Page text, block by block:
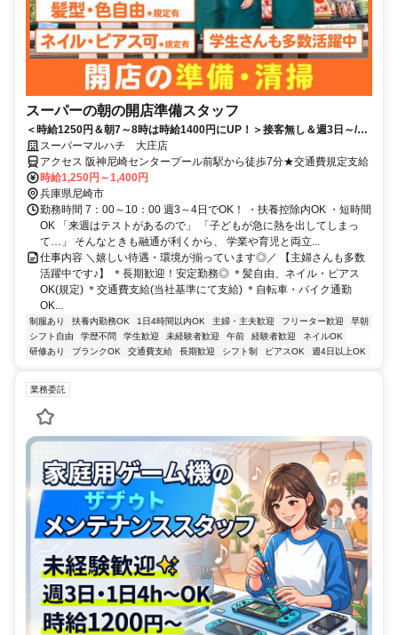
スーパーの朝の開店準備スタッフ
＜時給1250円＆朝7～8時は時給1400円にUP！＞接客無し＆週3日～/7
～10時の短時間でサクッと稼げる♪未経験歓迎！朝の時間を有効活用！|
アルバイト・早朝
スーパーマルハチ 大庄店
アクセス 阪神尼崎センタープール前駅から徒歩7分★交通費規定支給
時給1,250円～1,400円
兵庫県尼崎市
勤務時間 7：00～10：00 週3～4日でOK！ ・扶養控除内OK ・短時間
OK 「来週はテストがあるので」 「子どもが急に熱を出してしまっ
て…」 そんなときも融通が利くから、 学業や育児と両立...
仕事内容 ＼嬉しい待遇・環境が揃っています◎／ 【主婦さんも多数
活躍中です♪】 ＊長期歓迎！安定勤務◎ ＊髪自由、ネイル・ピアス
OK(規定) ＊交通費支給(当社基準にて支給) ＊自転車・バイク通勤
OK...
制服あり 扶養内勤務OK 1日4時間以内OK 主婦・主夫歓迎 フリーター歓迎
早朝
シフト自由
学歴不問 学生歓迎 未経験者歓迎 午前 経験者歓迎
ネイルOK
研修あり
ブランクOK 交通費支給 長期歓迎 シフト制 ピアスOK 週4日以上OK
業務委託